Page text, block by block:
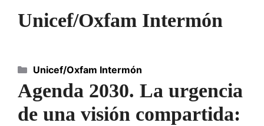
Unicef/Oxfam Intermón
Agenda 2030. La urgencia
de una visión compartida:
Categorías
Unicef/Oxfam Intermón